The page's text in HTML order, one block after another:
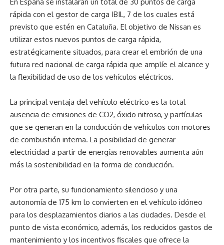
rápida con el gestor de carga IBIL, 7 de los cuales está
previsto que estén en Cataluña. El objetivo de Nissan es
utilizar estos nuevos puntos de carga rápida,
estratégicamente situados, para crear el embrión de una
futura red nacional de carga rápida que amplíe el alcance y
la flexibilidad de uso de los vehículos eléctricos.
La principal ventaja del vehículo eléctrico es la total
ausencia de emisiones de CO2, óxido nitroso, y partículas
que se generan en la conducción de vehículos con motores
de combustión interna. La posibilidad de generar
electricidad a partir de energías renovables aumenta aún
más la sostenibilidad en la forma de conducción.
Por otra parte, su funcionamiento silencioso y una
autonomía de 175 km lo convierten en el vehículo idóneo
para los desplazamientos diarios a las ciudades. Desde el
punto de vista económico, además, los reducidos gastos de
mantenimiento y los incentivos fiscales que ofrece la